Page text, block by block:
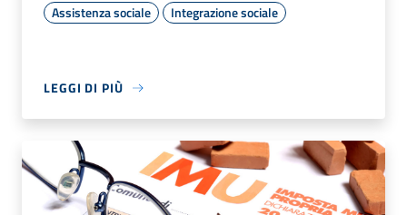
Assistenza sociale
Integrazione sociale
LEGGI DI PIÙ